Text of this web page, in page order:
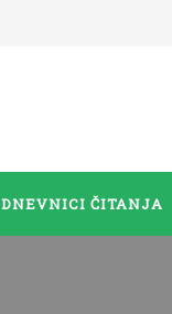
DNEVNICI ČITANJA